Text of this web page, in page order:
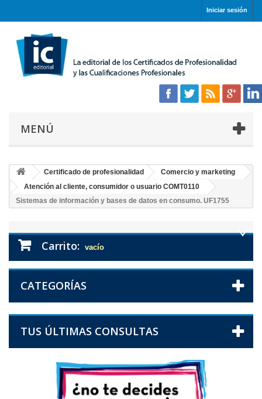
Iniciar sesión
MENÚ
Certificado de profesionalidad
Comercio y marketing
Atención al cliente, consumidor o usuario COMT0110
Sistemas de información y bases de datos en consumo. UF1755
Carrito: vacío
CATEGORÍAS
TUS ÚLTIMAS CONSULTAS